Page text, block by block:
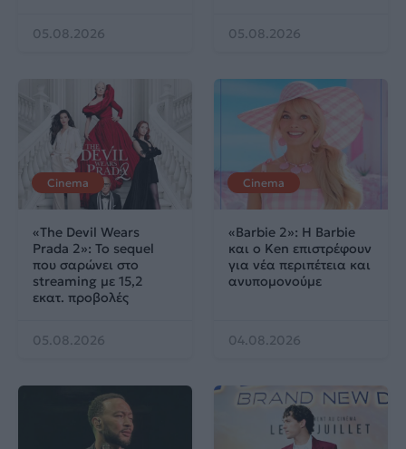
05.08.2026 05.08.2026
Cinema
«The Devil Wears
Prada 2»: Το sequel
που σαρώνει στο
streaming με 15,2
εκατ. προβολές
05.08.2026
Cinema
«Barbie 2»: Η Barbie
και ο Ken επιστρέφουν
για νέα περιπέτεια και
ανυπομονούμε
04.08.2026